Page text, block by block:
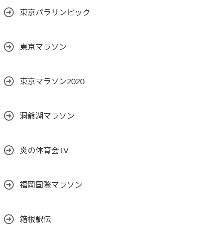
東京パラリンピック
東京マラソン
東京マラソン2020
洞爺湖マラソン
炎の体育会TV
福岡国際マラソン
箱根駅伝